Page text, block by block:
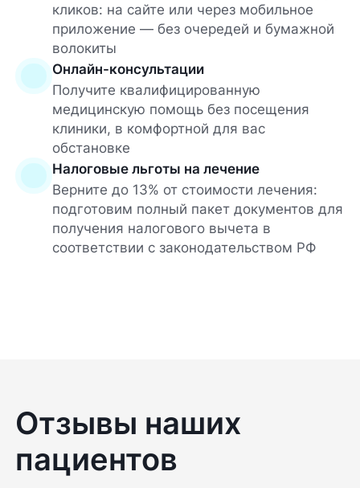
кликов: на сайте или через мобильное
приложение — без очередей и бумажной
волокиты
Онлайн-консультации
Получите квалифицированную
медицинскую помощь без посещения
клиники, в комфортной для вас
обстановке
Налоговые льготы на лечение
Верните до 13% от стоимости лечения:
подготовим полный пакет документов для
получения налогового вычета в
соответствии с законодательством РФ
Отзывы наших
пациентов